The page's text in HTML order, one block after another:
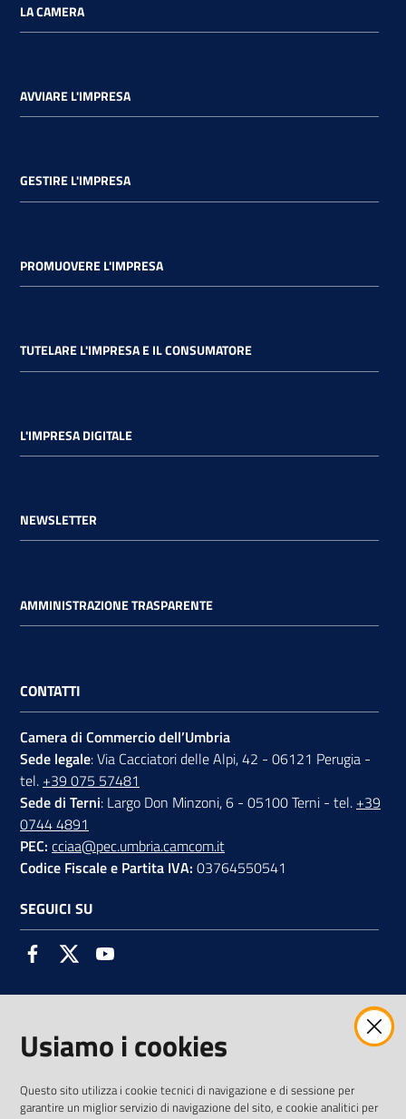
LA CAMERA
AVVIARE L'IMPRESA
GESTIRE L'IMPRESA
PROMUOVERE L'IMPRESA
TUTELARE L'IMPRESA E IL CONSUMATORE
L'IMPRESA DIGITALE
NEWSLETTER
AMMINISTRAZIONE TRASPARENTE
CONTATTI
Camera di Commercio dell’Umbria
Sede legale: Via Cacciatori delle Alpi, 42 - 06121 Perugia -
tel. +39 075 57481
Sede di Terni: Largo Don Minzoni, 6 - 05100 Terni - tel. +39
0744 4891
PEC: cciaa@pec.umbria.camcom.it
Codice Fiscale e Partita IVA: 03764550541
SEGUICI SU
FacebookTwitter
AMMINISTRAZIONE TRASPARENTE INTERCAM S.C.A.R.L.
Usiamo i cookies
Questo sito utilizza i cookie tecnici di navigazione e di sessione per
garantire un miglior servizio di navigazione del sito, e cookie analitici per